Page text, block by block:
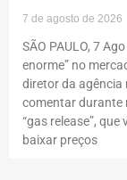
7 de agosto de 2026
SÃO PAULO, 7
enorme” no
diretor da agência
comentar durante
“gas release”,
baixar preços